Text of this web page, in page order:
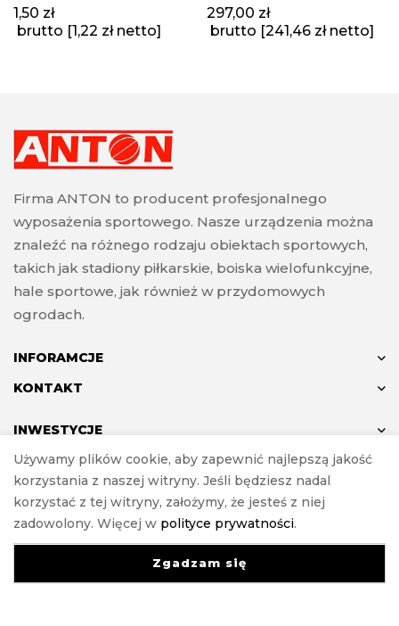
1,50 zł
brutto [1,22 złnetto]
297,00 zł
brutto [241,46 złnetto]
Firma ANTON to producent profesjonalnego
wyposażenia sportowego. Nasze urządzenia można
znaleźć na różnego rodzaju obiektach sportowych,
takich jak stadiony piłkarskie, boiska wielofunkcyjne,
hale sportowe, jak również w przydomowych
ogrodach.
INFORAMCJE
KONTAKT
INWESTYCJE
© ANTON 2024
Realizacjae-Sklepy Investnet
Używamy plików cookie, aby zapewnić najlepszą jakość
korzystania z naszej witryny. Jeśli będziesz nadal
korzystać z tej witryny, założymy, że jesteś z niej
zadowolony. Więcej w polityce prywatności.
Zgadzam się